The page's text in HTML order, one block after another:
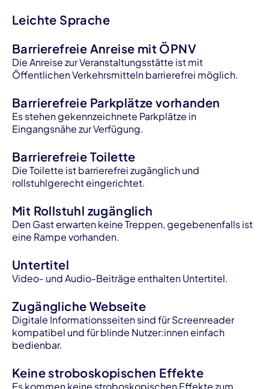
Leichte Sprache
Barrierefreie Anreise mit ÖPNV
Die Anreise zur Veranstaltungsstätte ist mit
Öffentlichen Verkehrsmitteln barrierefrei möglich.
Barrierefreie Parkplätze vorhanden
Es stehen gekennzeichnete Parkplätze in
Eingangsnähe zur Verfügung.
Barrierefreie Toilette
Die Toilette ist barrierefrei zugänglich und
rollstuhlgerecht eingerichtet.
Mit Rollstuhl zugänglich
Den Gast erwarten keine Treppen, gegebenenfalls ist
eine Rampe vorhanden.
Untertitel
Video- und Audio-Beiträge enthalten Untertitel.
Zugängliche Webseite
Digitale Informationsseiten sind für Screenreader
kompatibel und für blinde Nutzer:innen einfach
bedienbar.
Keine stroboskopischen Effekte
Es kommen keine stroboskopischen Effekte zum